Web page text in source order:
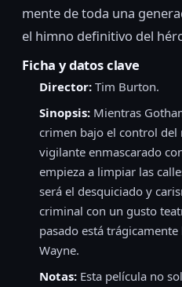
mente de toda una
el himno definitivo del
Ficha y datos clave
Director: Tim Burton.
Sinopsis: Mientras
crimen bajo el control del
vigilante enmascarado
empieza a limpiar las
será el desquiciado y
criminal con un gusto
pasado está
Wayne.
Notas: Esta película no